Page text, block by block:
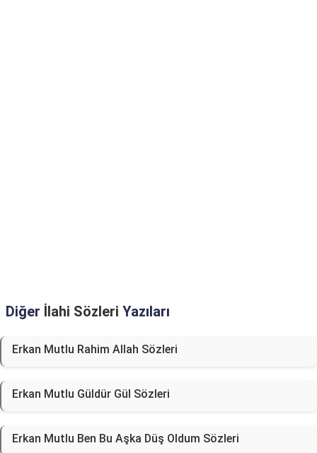
Diğer İlahi Sözleri Yazıları
Erkan Mutlu Rahim Allah Sözleri
Erkan Mutlu Güldür Gül Sözleri
Erkan Mutlu Ben Bu Aşka Düş Oldum Sözleri